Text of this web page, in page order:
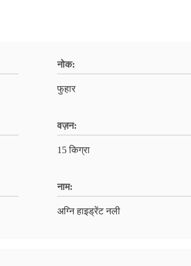
नोक:
फुहार
वज़न:
15 किग्रा
नाम:
अग्नि हाइड्रेंट नली